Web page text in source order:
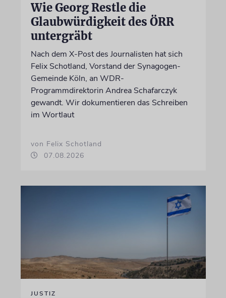
Wie Georg Restle die
Glaubwürdigkeit des ÖRR
untergräbt
Nach dem X-Post des Journalisten hat sich
Felix Schotland, Vorstand der Synagogen-
Gemeinde Köln, an WDR-
Programmdirektorin Andrea Schafarczyk
gewandt. Wir dokumentieren das Schreiben
im Wortlaut
von Felix Schotland
07.08.2026
JUSTIZ